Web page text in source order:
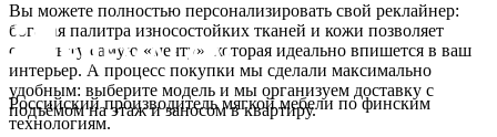
Вы можете полностью персонализировать свой реклайнер:
богатая палитра износостойких тканей и кожи позволяет
создать ту самую «мечту», которая идеально впишется в ваш
интерьер. А процесс покупки мы сделали максимально
удобным: выберите модель и мы организуем доставку с
подъёмом на этаж и заносом в квартиру.
Российский производитель мягкой мебели по финским
технологиям.